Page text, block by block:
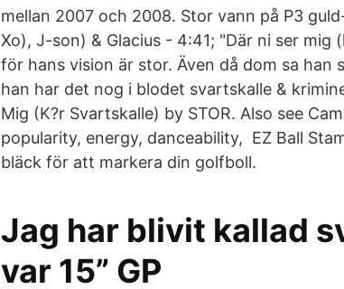
mellan 2007 och 2008. Stor vann på P3
Xo), J-son) & Glacius - 4:41; "Där ni ser
för hans vision är stor. Även då dom sa han
han har det nog i blodet svartskalle &
Mig (K?r Svartskalle) by STOR. Also see
popularity, energy, danceability, EZ Ball
bläck för att markera din golfboll.
Jag har blivit kallad
var 15” GP